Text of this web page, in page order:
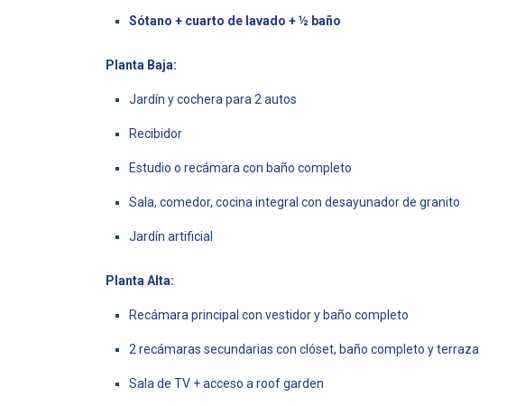
Sótano + cuarto de lavado + ½ baño
Planta Baja:
Jardín y cochera para 2 autos
Recibidor
Estudio o recámara con baño completo
Sala, comedor, cocina integral con desayunador de granito
Jardín artificial
Planta Alta:
Recámara principal con vestidor y baño completo
2 recámaras secundarias con clóset, baño completo y terraza
Sala de TV + acceso a roof garden